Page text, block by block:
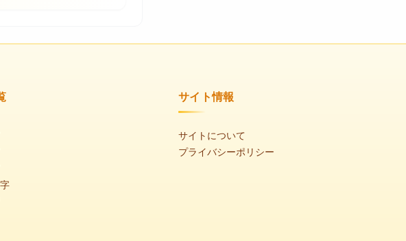
サイト情報
サイトについて
プライバシーポリシー